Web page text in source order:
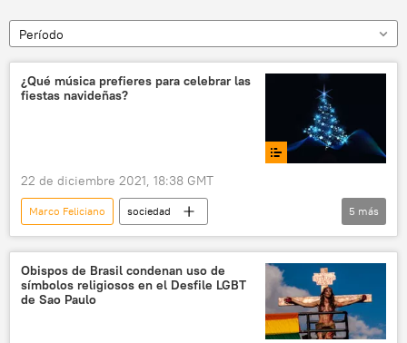
Período
¿Qué música prefieres para celebrar las
fiestas navideñas?
22 de diciembre 2021, 18:38 GMT
Marco Feliciano
sociedad
🎭 Arte y cultura
📊 Encuestas
Navidad
Mariah Carey
villancicos
Estilo de vida
5 más
Obispos de Brasil condenan uso de
símbolos religiosos en el Desfile LGBT
de Sao Paulo